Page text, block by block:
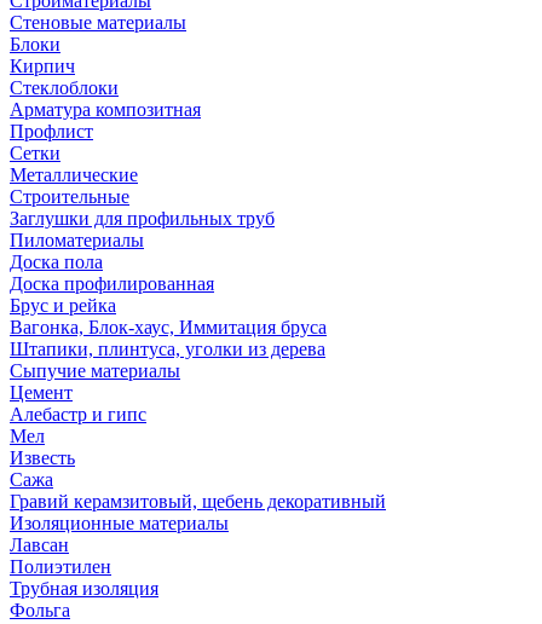
Стеновые материалы
Блоки
Кирпич
Стеклоблоки
Арматура композитная
Профлист
Сетки
Металлические
Строительные
Заглушки для профильных труб
Пиломатериалы
Доска пола
Доска профилированная
Брус и рейка
Вагонка, Блок-хаус, Иммитация бруса
Штапики, плинтуса, уголки из дерева
Сыпучие материалы
Цемент
Алебастр и гипс
Мел
Известь
Сажа
Гравий керамзитовый, щебень декоративный
Изоляционные материалы
Лавсан
Полиэтилен
Трубная изоляция
Фольга